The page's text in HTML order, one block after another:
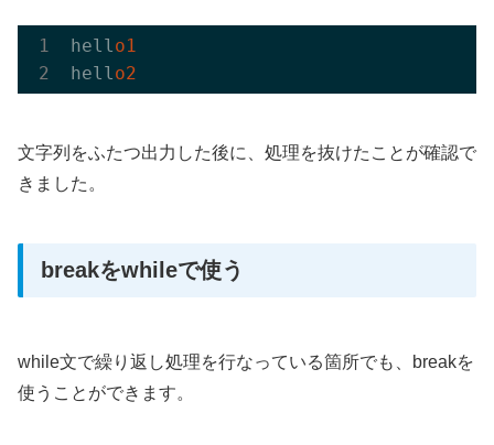
hello1
hello2
文字列をふたつ出力した後に、処理を抜けたことが確認で
きました。
breakをwhileで使う
while文で繰り返し処理を行なっている箇所でも、breakを
使うことができます。